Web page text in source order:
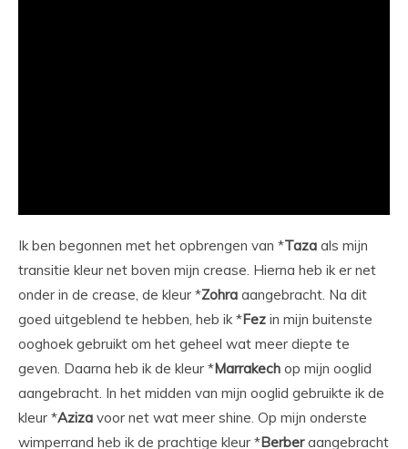
Ik ben begonnen met het opbrengen van *Taza als mijn
transitie kleur net boven mijn crease. Hierna heb ik er net
onder in de crease, de kleur *Zohra aangebracht. Na dit
goed uitgeblend te hebben, heb ik *Fez in mijn buitenste
ooghoek gebruikt om het geheel wat meer diepte te
geven. Daarna heb ik de kleur *Marrakech op mijn ooglid
aangebracht. In het midden van mijn ooglid gebruikte ik de
kleur *Aziza voor net wat meer shine. Op mijn onderste
wimperrand heb ik de prachtige kleur *Berberaangebracht